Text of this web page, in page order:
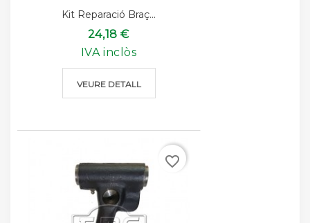
Kit Reparació Braç...
24,18 €
IVA inclòs
VEURE DETALL
favorite_border